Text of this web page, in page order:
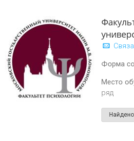
Форма
Место
ряд